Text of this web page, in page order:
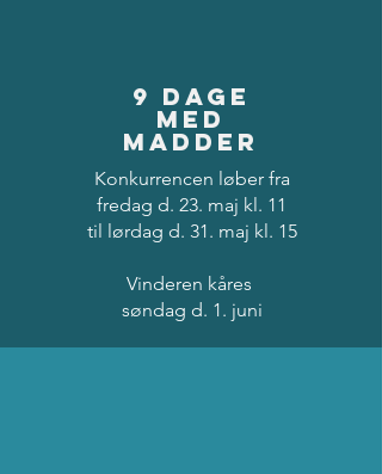
9 dage
med
madder
Konkurrencen løber fra
fredag d. 23. maj kl. 11
til lørdag d. 31. maj kl. 15
Vinderen kåres
søndag d. 1. juni